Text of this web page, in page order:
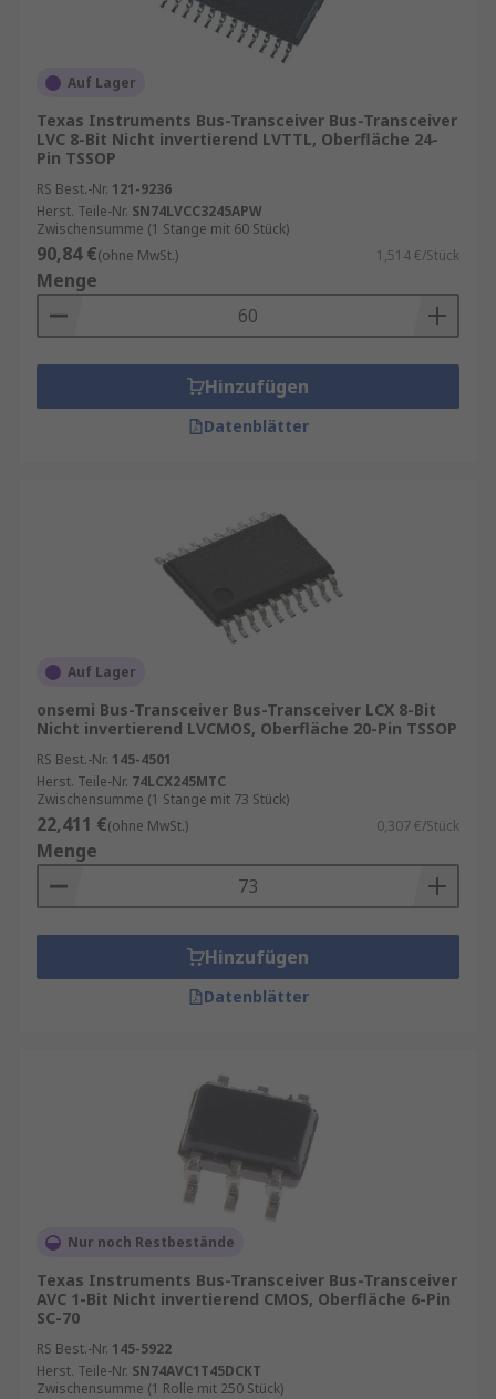
Auf Lager
Texas Instruments Bus-Transceiver Bus-Transceiver
LVC 8-Bit Nicht invertierend LVTTL, Oberfläche 24-
Pin TSSOP
RS Best.-Nr. 121-9236
Herst. Teile-Nr. SN74LVCC3245APW
Zwischensumme (1 Stange mit 60 Stück)
90,84 €(ohne MwSt.) 1,514 €/Stück
Menge
Hinzufügen
Datenblätter
Auf Lager
onsemi Bus-Transceiver Bus-Transceiver LCX 8-Bit
Nicht invertierend LVCMOS, Oberfläche 20-Pin TSSOP
RS Best.-Nr. 145-4501
Herst. Teile-Nr. 74LCX245MTC
Zwischensumme (1 Stange mit 73 Stück)
22,411 €(ohne MwSt.) 0,307 €/Stück
Menge
Hinzufügen
Datenblätter
Nur noch Restbestände
Texas Instruments Bus-Transceiver Bus-Transceiver
AVC 1-Bit Nicht invertierend CMOS, Oberfläche 6-Pin
SC-70
RS Best.-Nr. 145-5922
Herst. Teile-Nr. SN74AVC1T45DCKT
Zwischensumme (1 Rolle mit 250 Stück)